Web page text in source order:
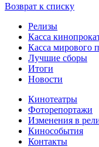
Возврат к списку
Релизы
Касса
Касса мирового
Лучшие сборы
Итоги
Новости
Кинотеатры
Фоторепортажи
Изменения в
Кинособытия
Контакты